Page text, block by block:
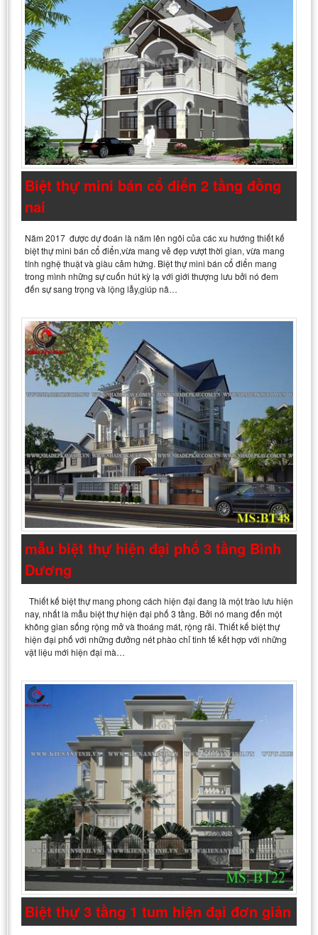
Biệt thự mini bán cổ điển 2 tầng đồng
nai
Năm 2017 được dự đoán là năm lên ngôi của các xu hướng thiết kế
biệt thự mini bán cổ điển,vừa mang vẻ đẹp vượt thời gian, vừa mang
tính nghệ thuật và giàu cảm hứng. Biệt thự mini bán cổ điển mang
trong mình những sự cuốn hút kỳ lạ với giới thượng lưu bởi nó đem
đến sự sang trọng và lộng lẫy,giúp nâ…
mẫu biệt thự hiện đại phố 3 tầng Bình
Dương
Thiết kế biệt thự mang phong cách hiện đại đang là một trào lưu hiện
nay, nhất là mẫu biệt thự hiện đại phố 3 tầng. Bởi nó mang đến một
không gian sống rộng mở và thoáng mát, rộng rãi. Thiết kế biệt thự
hiện đại phố với những đưởng nét phào chỉ tinh tế kết hợp với những
vật liệu mới hiện đại mà…
Biệt thự 3 tầng 1 tum hiện đại đơn giản